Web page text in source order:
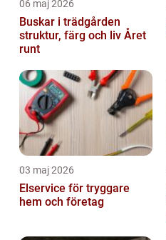
06 maj 2026
Buskar i trädgården
struktur, färg och liv Året
runt
03 maj 2026
Elservice för tryggare
hem och företag